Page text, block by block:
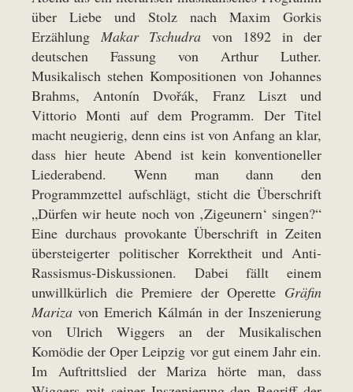
über Liebe und Stolz nach Maxim Gorkis
Erzählung Makar Tschudra von 1892 in der
deutschen Fassung von Arthur Luther.
Musikalisch stehen Kompositionen von Johannes
Brahms, Antonín Dvořák, Franz Liszt und
Vittorio Monti auf dem Programm. Der Titel
macht neugierig, denn eins ist von Anfang an klar,
dass hier heute Abend ist kein konventioneller
Liederabend. Wenn man dann den
Programmzettel aufschlägt, sticht die Überschrift
„Dürfen wir heute noch von ‚Zigeunern‘ singen?“
Eine durchaus provokante Überschrift in Zeiten
übersteigerter politischer Korrektheit und Anti-
Rassismus-Diskussionen. Dabei fällt einem
unwillkürlich die Premiere der Operette Gräfin
Mariza von Emerich Kálmán in der Inszenierung
von Ulrich Wiggers an der Musikalischen
Komödie der Oper Leipzig vor gut einem Jahr ein.
Im Auftrittslied der Mariza hörte man, dass